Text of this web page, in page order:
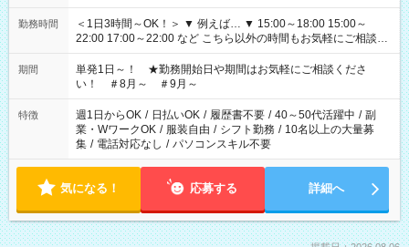
勤務時間
＜1日3時間～OK！＞ ▼ 例えば… ▼ 15:00～18:00 15:00～
22:00 17:00～22:00 など こちら以外の時間もお気軽にご相談く
ださい！
期間
単発1日～！ ★勤務開始日や期間はお気軽にご相談くださ
い！ ＃8月～ ＃9月～
特徴 週1日からOK / 日払いOK / 履歴書不要 / 40～50代活躍中 / 副
業・WワークOK / 服装自由 / シフト勤務 / 10名以上の大量募
集 / 電話対応なし / パソコンスキル不要
気になる！ 応募する 詳細へ